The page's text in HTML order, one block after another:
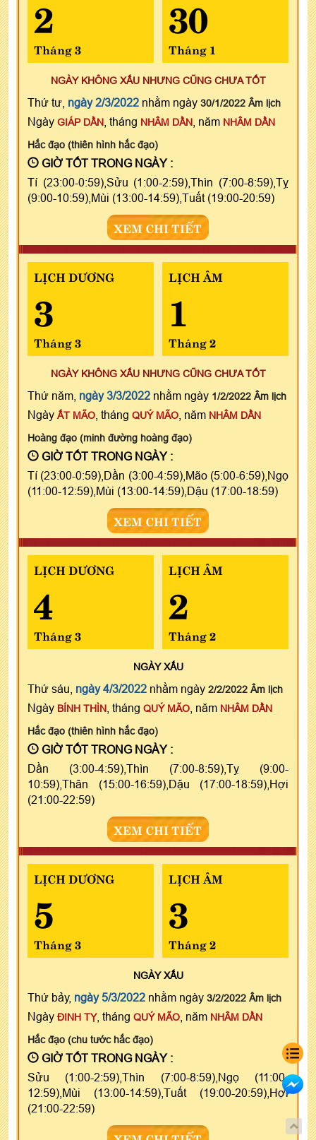
2
Tháng 3
30
Tháng 1
NGÀY KHÔNG XẤU NHƯNG CŨNG CHƯA TỐT
Thứ tư, ngày 2/3/2022 nhằm ngày 30/1/2022 Âm lịch
Ngày GIÁP DẦN , tháng NHÂM DẦN , năm NHÂM DẦN
Hắc đạo (thiên hình hắc đạo)
GIỜ TỐT TRONG NGÀY :
Tí (23:00-0:59),Sửu (1:00-2:59),Thìn (7:00-8:59),Tỵ
(9:00-10:59),Mùi (13:00-14:59),Tuất (19:00-20:59)
XEM CHI TIẾT
LỊCH DƯƠNG
3
Tháng 3
LỊCH ÂM
1
Tháng 2
NGÀY KHÔNG XẤU NHƯNG CŨNG CHƯA TỐT
Thứ năm, ngày 3/3/2022 nhằm ngày 1/2/2022 Âm lịch
Ngày ẤT MÃO , tháng QUÝ MÃO , năm NHÂM DẦN
Hoàng đạo (minh đường hoàng đạo)
GIỜ TỐT TRONG NGÀY :
Tí (23:00-0:59),Dần (3:00-4:59),Mão (5:00-6:59),Ngọ
(11:00-12:59),Mùi (13:00-14:59),Dậu (17:00-18:59)
XEM CHI TIẾT
LỊCH DƯƠNG
4
Tháng 3
LỊCH ÂM
2
Tháng 2
NGÀYXẤU
Thứ sáu, ngày 4/3/2022 nhằm ngày 2/2/2022 Âm lịch
Ngày BÍNH THÌN , tháng QUÝ MÃO , năm NHÂM DẦN
Hắc đạo (thiên hình hắc đạo)
GIỜ TỐT TRONG NGÀY :
Dần (3:00-4:59),Thìn (7:00-8:59),Tỵ (9:00-
10:59),Thân (15:00-16:59),Dậu (17:00-18:59),Hợi
(21:00-22:59)
XEM CHI TIẾT
LỊCH DƯƠNG
5
Tháng 3
LỊCH ÂM
3
Tháng 2
NGÀYXẤU
Thứ bảy, ngày 5/3/2022 nhằm ngày 3/2/2022 Âm lịch
Ngày ĐINH TỴ, tháng QUÝ MÃO , năm NHÂM DẦN
Hắc đạo (chu tước hắc đạo)
GIỜ TỐT TRONG NGÀY :
Sửu (1:00-2:59),Thìn (7:00-8:59),Ngọ (11:00-
12:59),Mùi (13:00-14:59),Tuất (19:00-20:59),Hợi
(21:00-22:59)